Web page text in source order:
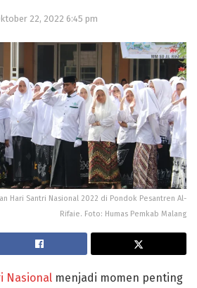
22, 2022 6:45 pm
Hari Santri Nasional 2022 di Pondok Pesantren Al-
Rifaie. Foto: Humas Pemkab Malang
Nasional menjadi momen penting